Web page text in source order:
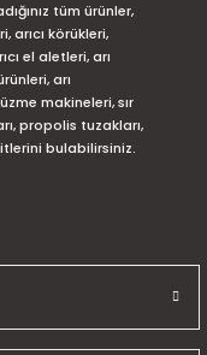
tüm ürünler,
arıcı körükleri,
el aletleri, arı
arı
makineleri, sır
propolis tuzakları,
bulabilirsiniz.